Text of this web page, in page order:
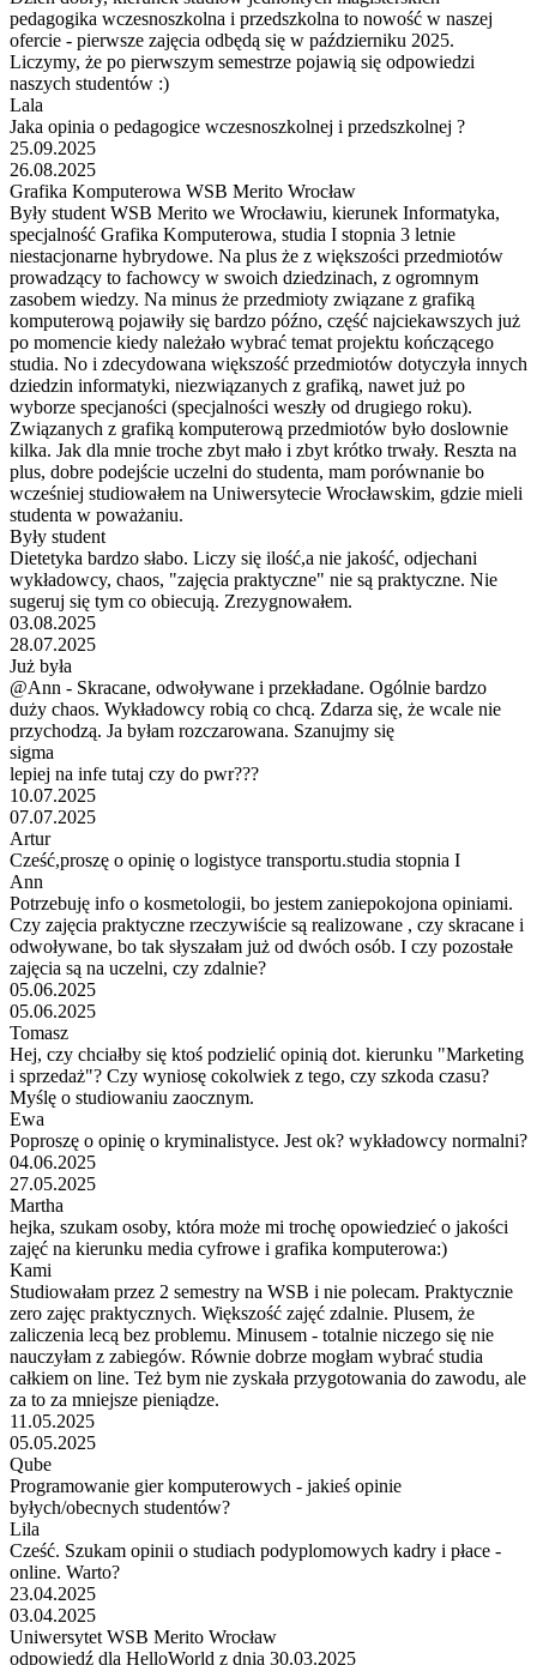
pedagogika wczesnoszkolna i przedszkolna to nowość w naszej
ofercie - pierwsze zajęcia odbędą się w październiku 2025.
Liczymy, że po pierwszym semestrze pojawią się odpowiedzi
naszych studentów :)
Lala
Jaka opinia o pedagogice wczesnoszkolnej i przedszkolnej ?
25.09.2025
26.08.2025
Grafika Komputerowa WSB Merito Wrocław
Były student WSB Merito we Wrocławiu, kierunek Informatyka,
specjalność Grafika Komputerowa, studia I stopnia 3 letnie
niestacjonarne hybrydowe. Na plus że z większości przedmiotów
prowadzący to fachowcy w swoich dziedzinach, z ogromnym
zasobem wiedzy. Na minus że przedmioty związane z grafiką
komputerową pojawiły się bardzo późno, część najciekawszych już
po momencie kiedy należało wybrać temat projektu kończącego
studia. No i zdecydowana większość przedmiotów dotyczyła innych
dziedzin informatyki, niezwiązanych z grafiką, nawet już po
wyborze specjaności (specjalności weszły od drugiego roku).
Związanych z grafiką komputerową przedmiotów było doslownie
kilka. Jak dla mnie troche zbyt mało i zbyt krótko trwały. Reszta na
plus, dobre podejście uczelni do studenta, mam porównanie bo
wcześniej studiowałem na Uniwersytecie Wrocławskim, gdzie mieli
studenta w poważaniu.
Były student
Dietetyka bardzo słabo. Liczy się ilość,a nie jakość, odjechani
wykładowcy, chaos, "zajęcia praktyczne" nie są praktyczne. Nie
sugeruj się tym co obiecują. Zrezygnowałem.
03.08.2025
28.07.2025
Już była
@Ann - Skracane, odwoływane i przekładane. Ogólnie bardzo
duży chaos. Wykładowcy robią co chcą. Zdarza się, że wcale nie
przychodzą. Ja byłam rozczarowana. Szanujmy się
sigma
lepiej na infe tutaj czy do pwr???
10.07.2025
07.07.2025
Artur
Cześć,proszę o opinię o logistyce transportu.studia stopnia I
Ann
Potrzebuję info o kosmetologii, bo jestem zaniepokojona opiniami.
Czy zajęcia praktyczne rzeczywiście są realizowane , czy skracane i
odwoływane, bo tak słyszałam już od dwóch osób. I czy pozostałe
zajęcia są na uczelni, czy zdalnie?
05.06.2025
05.06.2025
Tomasz
Hej, czy chciałby się ktoś podzielić opinią dot. kierunku "Marketing
i sprzedaż"? Czy wyniosę cokolwiek z tego, czy szkoda czasu?
Myślę o studiowaniu zaocznym.
Ewa
Poproszę o opinię o kryminalistyce. Jest ok? wykładowcy normalni?
04.06.2025
27.05.2025
Martha
hejka, szukam osoby, która może mi trochę opowiedzieć o jakości
zajęć na kierunku media cyfrowe i grafika komputerowa:)
Kami
Studiowałam przez 2 semestry na WSB i nie polecam. Praktycznie
zero zajęc praktycznych. Większość zajęć zdalnie. Plusem, że
zaliczenia lecą bez problemu. Minusem - totalnie niczego się nie
nauczyłam z zabiegów. Równie dobrze mogłam wybrać studia
całkiem on line. Też bym nie zyskała przygotowania do zawodu, ale
za to za mniejsze pieniądze.
11.05.2025
05.05.2025
Qube
Programowanie gier komputerowych - jakieś opinie
byłych/obecnych studentów?
Lila
Cześć. Szukam opinii o studiach podyplomowych kadry i płace -
online. Warto?
23.04.2025
03.04.2025
Uniwersytet WSB Merito Wrocław
odpowiedź dla HelloWorld z dnia 30.03.2025